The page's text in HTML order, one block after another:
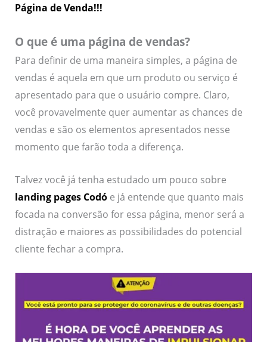
Página de Venda!!!
O que é uma página de vendas?
Para definir de uma maneira simples, a página de
vendas é aquela em que um produto ou serviço é
apresentado para que o usuário compre. Claro,
você provavelmente quer aumentar as chances de
vendas e são os elementos apresentados nesse
momento que farão toda a diferença.
Talvez você já tenha estudado um pouco sobre
landing pages Codóe já entende que quanto mais
focada na conversão for essa página, menor será a
distração e maiores as possibilidades do potencial
cliente fechar a compra.